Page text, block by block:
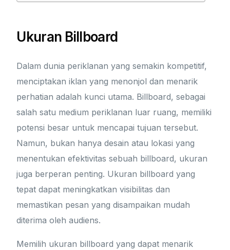
Ukuran Billboard
Dalam dunia periklanan yang semakin kompetitif,
menciptakan iklan yang menonjol dan menarik
perhatian adalah kunci utama. Billboard, sebagai
salah satu medium periklanan luar ruang, memiliki
potensi besar untuk mencapai tujuan tersebut.
Namun, bukan hanya desain atau lokasi yang
menentukan efektivitas sebuah billboard, ukuran
juga berperan penting. Ukuran billboard yang
tepat dapat meningkatkan visibilitas dan
memastikan pesan yang disampaikan mudah
diterima oleh audiens.
Memilih ukuran billboard yang dapat menarik